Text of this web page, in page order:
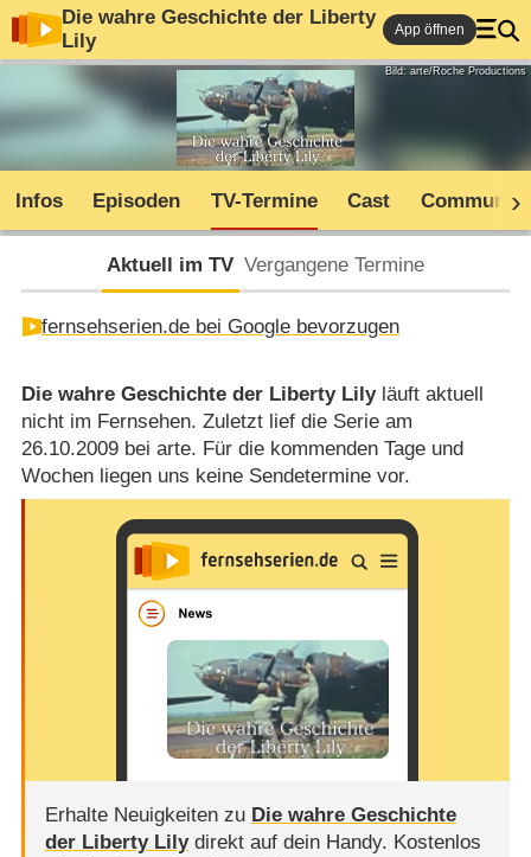
Die wahre Geschichte der Liberty
Lily
App öffnen
Bild: arte/Roche Productions
Infos Episoden TV-Termine Cast Community
Aktuell im TV Vergangene Termine
fernsehserien.de bei Google bevorzugen
Die wahre Geschichte der Liberty Lilyläuft aktuell
nicht im Fernsehen. Zuletzt lief die Serie am
26.10.2009 bei arte. Für die kommenden Tage und
Wochen liegen uns keine Sendetermine vor.
Erhalte Neuigkeiten zu Die wahre Geschichte
der Liberty Lilydirekt auf dein Handy. Kostenlos